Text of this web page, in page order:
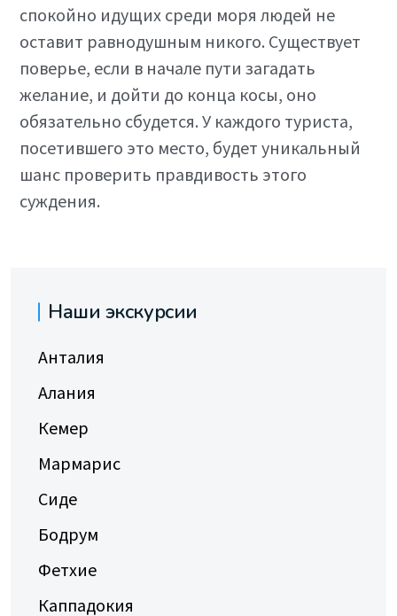
спокойно идущих среди моря людей не
оставит равнодушным никого. Существует
поверье, если в начале пути загадать
желание, и дойти до конца косы, оно
обязательно сбудется. У каждого туриста,
посетившего это место, будет уникальный
шанс проверить правдивость этого
суждения.
Наши экскурсии
Анталия
Алания
Кемер
Мармарис
Сиде
Бодрум
Фетхие
Каппадокия